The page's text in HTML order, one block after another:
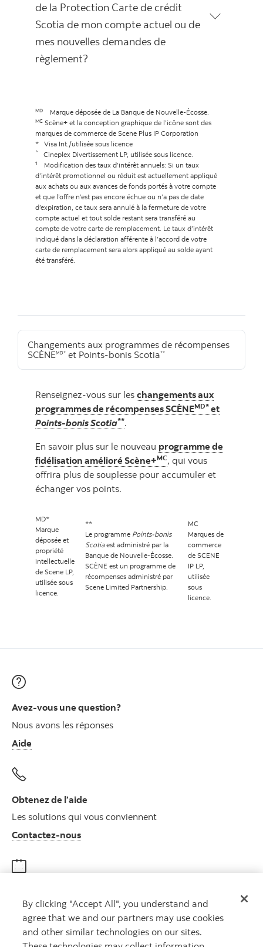
de la Protection Carte de crédit
Scotia de mon compte actuel ou de
mes nouvelles demandes de
règlement?
MD Marque déposée de La Banque de Nouvelle-Écosse.
MC Scène+ et la conception graphique de l’icône sont des
marques de commerce de Scene Plus IP Corporation
* Visa Int./utilisée sous licence
^ Cineplex Divertissement LP, utilisée sous licence.
1
Modification des taux d’intérêt annuels: Si un taux
d’intérêt promotionnel ou réduit est actuellement appliqué
aux achats ou aux avances de fonds portés à votre compte
et que l’offre n’est pas encore échue ou n’a pas de date
d’expiration, ce taux sera annulé à la fermeture de votre
compte actuel et tout solde restant sera transféré au
compte de votre carte de remplacement. Le taux d’intérêt
indiqué dans la déclaration afférente à l’accord de votre
carte de remplacement sera alors appliqué au solde ayant
été transféré.
Changements aux programmes de récompenses
SCÈNEMD* et Points-bonis Scotia**
Renseignez-vous sur les changements aux
programmes de récompenses SCÈNEMD* et
Points-bonis Scotia**.
En savoir plus sur le nouveau programme de
fidélisation amélioré Scène+MC, qui vous
offrira plus de souplesse pour accumuler et
échanger vos points.
MD*
Marque
déposée et
propriété
intellectuelle
de Scene LP,
utilisée sous
licence.
**
Le programme Points-bonis
Scotiaest administré par la
Banque de Nouvelle-Écosse.
SCÈNE est un programme de
récompenses administré par
Scene Limited Partnership.
MC
Marques de
commerce
de SCENE
IP LP,
utilisée
sous
licence.
Avez-vous une question?
Nous avons les réponses
Aide
Obtenez de l’aide
Les solutions qui vous conviennent
Contactez-nousAutres numéros, contactez-nous par
Rencontrez un conseiller
Prenez rendez-vous
By clicking "Accept All", you understand and
agree that we and our partners may use cookies
and other similar technologies on our sites.